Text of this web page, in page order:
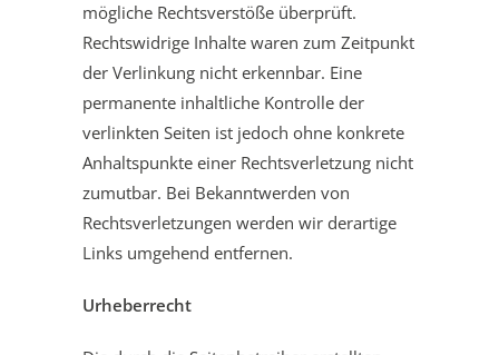
mögliche Rechtsverstöße überprüft.
Rechtswidrige Inhalte waren zum Zeitpunkt
der Verlinkung nicht erkennbar. Eine
permanente inhaltliche Kontrolle der
verlinkten Seiten ist jedoch ohne konkrete
Anhaltspunkte einer Rechtsverletzung nicht
zumutbar. Bei Bekanntwerden von
Rechtsverletzungen werden wir derartige
Links umgehend entfernen.
Urheberrecht